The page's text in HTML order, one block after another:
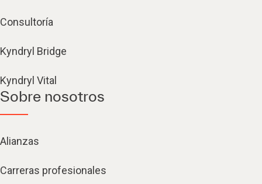
Consultoría
Kyndryl Bridge
Kyndryl Vital
Sobre nosotros
Alianzas
Carreras profesionales